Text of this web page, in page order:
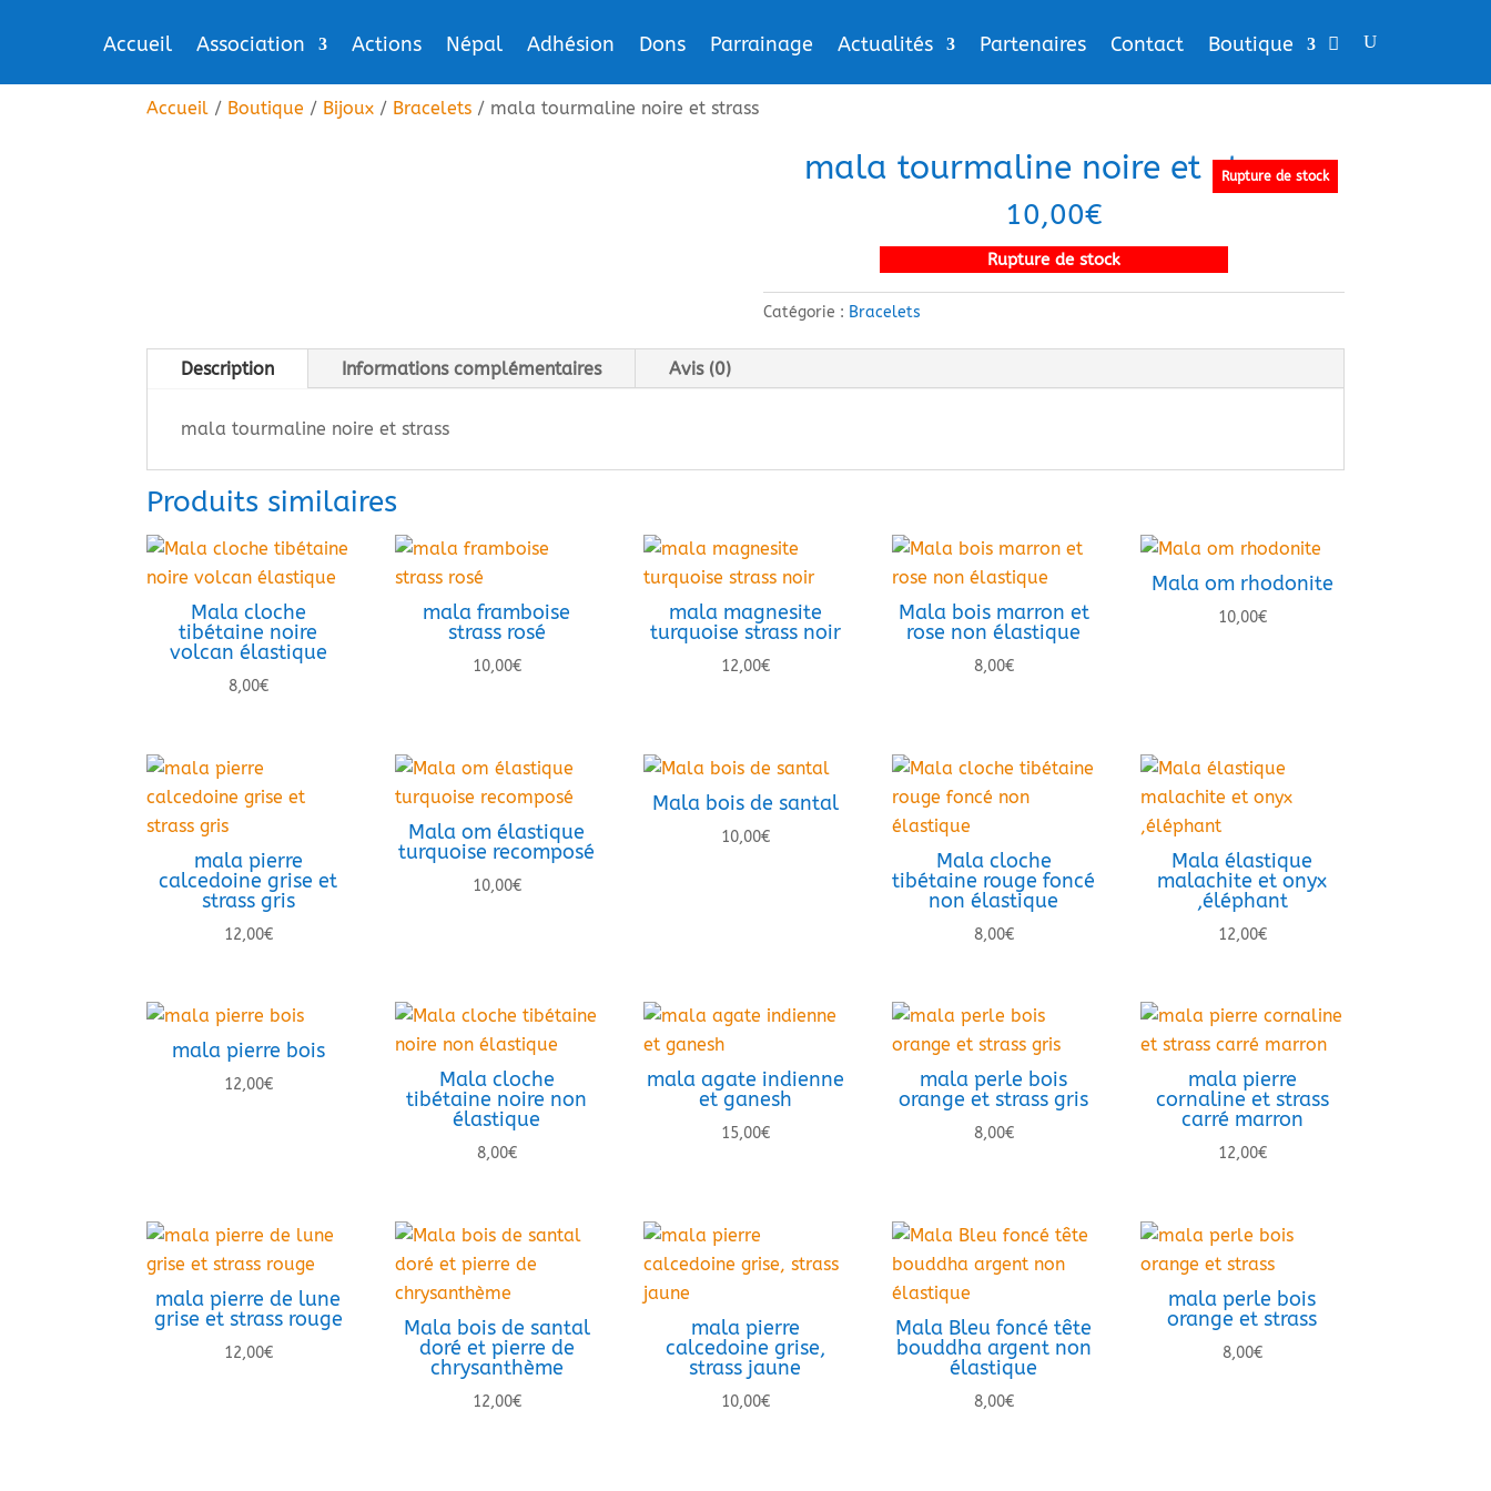
Accueil Association Actions Népal Adhésion Dons Parrainage Actualités Partenaires Contact Boutique
Accueil / Boutique / Bijoux / Bracelets / mala tourmaline noire et strass
mala tourmaline noire et strass
10,00€
Rupture de stock
Rupture de stock
Catégorie : Bracelets
Description Informations complémentaires Avis (0)
mala tourmaline noire et strass
Produits similaires
Mala cloche
tibétaine noire
volcan élastique
8,00€
mala framboise
strass rosé
10,00€
mala magnesite
turquoise strass noir
12,00€
Mala bois marron et
rose non élastique
8,00€
Mala om rhodonite
10,00€
mala pierre
calcedoine grise et
strass gris
12,00€
Mala om élastique
turquoise recomposé
10,00€
Mala bois de santal
10,00€
Mala cloche
tibétaine rouge foncé
non élastique
8,00€
Mala élastique
malachite et onyx
,éléphant
12,00€
mala pierre bois
12,00€
Mala cloche
tibétaine noire non
élastique
8,00€
mala agate indienne
et ganesh
15,00€
mala perle bois
orange et strass gris
8,00€
mala pierre
cornaline et strass
carré marron
12,00€
mala pierre de lune
grise et strass rouge
12,00€
Mala bois de santal
doré et pierre de
chrysanthème
12,00€
mala pierre
calcedoine grise,
strass jaune
10,00€
Mala Bleu foncé tête
bouddha argent non
élastique
8,00€
mala perle bois
orange et strass
8,00€